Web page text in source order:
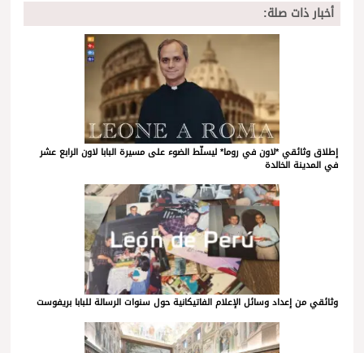
أخبار ذات صلة:
إطلاق وثائقي *لاون في روما* ليسلّط الضوء على مسيرة البابا لاون الرابع عشر
في المدينة الخالدة
وثائقي من إعداد وسائل الإعلام الفاتيكانية حول سنوات الرسالة للبابا بريفوست